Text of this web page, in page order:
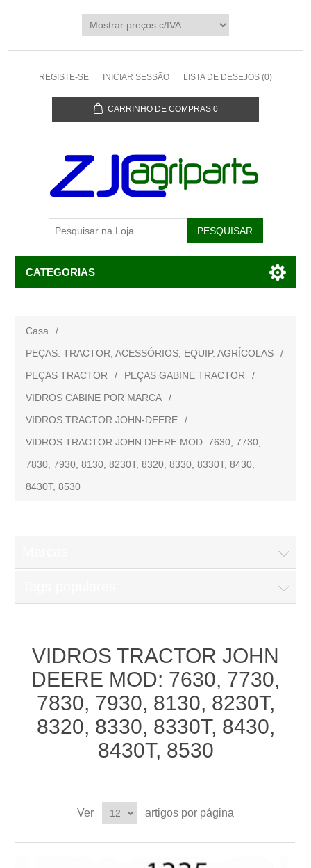
REGISTE-SE INICIAR SESSÃO LISTA DE DESEJOS (0)
CARRINHO DE COMPRAS 0
CATEGORIAS
Casa
/
PEÇAS: TRACTOR, ACESSÓRIOS, EQUIP. AGRÍCOLAS
/
PEÇAS TRACTOR
/ PEÇAS GABINE TRACTOR
/
VIDROS CABINE POR MARCA
/
VIDROS TRACTOR JOHN-DEERE
/
VIDROS TRACTOR JOHN DEERE MOD: 7630, 7730,
7830, 7930, 8130, 8230T, 8320, 8330, 8330T, 8430,
8430T, 8530
VIDROS TRACTOR JOHN
DEERE MOD: 7630, 7730,
7830, 7930, 8130, 8230T,
8320, 8330, 8330T, 8430,
8430T, 8530
Ver artigos por página